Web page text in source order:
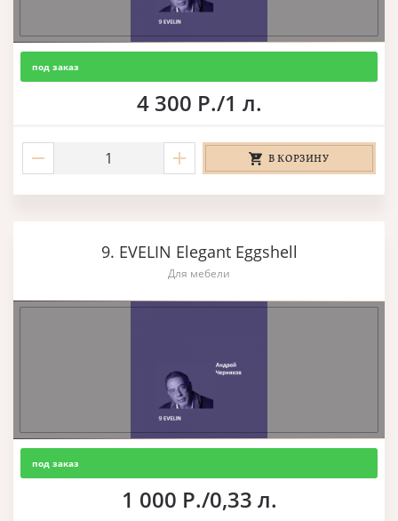
под заказ
4 300 Р./1 л.
В КОРЗИНУ
9. EVELIN Elegant Eggshell
Для мебели
под заказ
1 000 Р./0,33 л.